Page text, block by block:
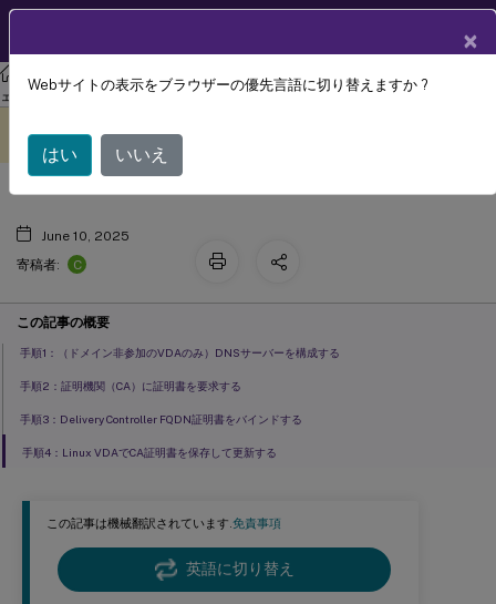
リナックス バーチャル デリバリー エージェント
Linux仮想配信エージ
ェント 2411
この記事は機械翻訳されています.免責事項
英語に切り替え
翻訳されています。
WebSocketの自己署名証明書の構成
June 10, 2025
寄稿者:
C
この記事の概要
手順1：（ドメイン非参加のVDAのみ）DNSサーバーを構成する
手順2：証明機関（CA）に証明書を要求する
手順3：Delivery Controller FQDN証明書をバインドする
手順4：Linux VDAでCA証明書を保存して更新する
×
Webサイトの表示をブラウザーの優先言語に切り替えますか ?
はい いいえ